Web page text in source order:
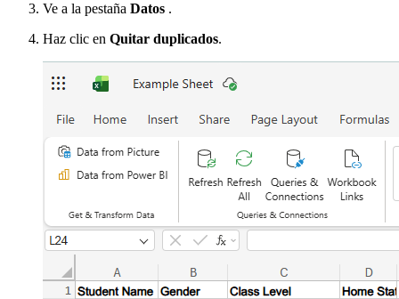
Ve a la pestaña Datos .
Haz clic en Quitar duplicados.